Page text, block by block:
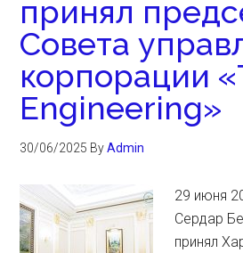
принял
Совета
корпорации
Engineering»
30/06/2025 ByAdmin
29 июня
Сердар
принял